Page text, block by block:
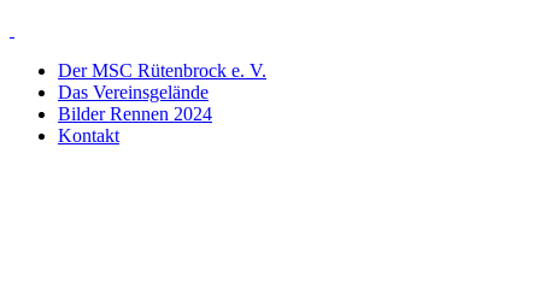
Der MSC Rütenbrock e. V.
Das Vereinsgelände
Bilder Rennen 2024
Kontakt